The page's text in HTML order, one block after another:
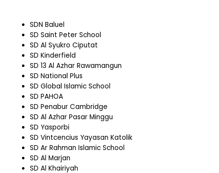
SDN Baluel
SD Saint Peter School
SD Al Syukro Ciputat
SD Kinderfield
SD 13 Al Azhar Rawamangun
SD National Plus
SD Global Islamic School
SD PAHOA
SD Penabur Cambridge
SD Al Azhar Pasar Minggu
SD Yasporbi
SD Vintcencius Yayasan Katolik
SD Ar Rahman Islamic School
SD Al Marjan
SD Al Khairiyah